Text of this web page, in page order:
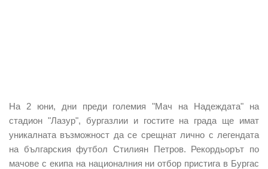
На 2 юни, дни преди големия "Мач на Надеждата" на
стадион "Лазур", бургазлии и гостите на града ще имат
уникалната възможност да се срещнат лично с легендата
на българския футбол Стилиян Петров. Рекордьорът по
мачове с екипа на националния ни отбор пристига в Бургас